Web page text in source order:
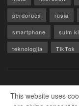
përdorues rusia
smartphone sulm
teknologjia TikTok
This website uses